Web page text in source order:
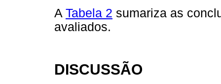
A Tabela 2 sumariza as
avaliados.
DISCUSSÃO